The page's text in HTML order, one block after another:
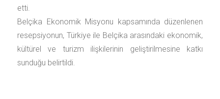
etti.
Belçika Ekonomik Misyonu kapsamında düzenlenen
resepsiyonun, Türkiye ile Belçika arasındaki ekonomik,
kültürel ve turizm ilişkilerinin geliştirilmesine katkı
sunduğu belirtildi.